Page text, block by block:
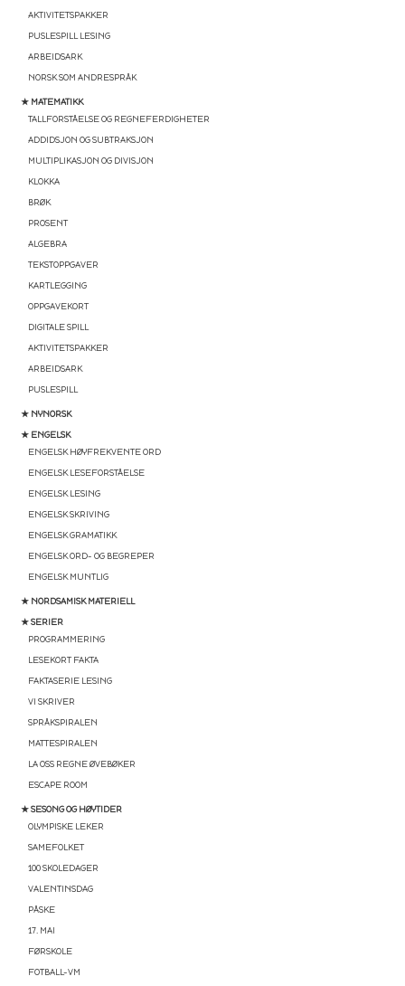
AKTIVITETSPAKKER
PUSLESPILL LESING
ARBEIDSARK
NORSK SOM ANDRESPRÅK
★ MATEMATIKK
TALLFORSTÅELSE OG REGNEFERDIGHETER
ADDIDSJON OG SUBTRAKSJON
MULTIPLIKASJON OG DIVISJON
KLOKKA
BRØK
PROSENT
ALGEBRA
TEKSTOPPGAVER
KARTLEGGING
OPPGAVEKORT
DIGITALE SPILL
AKTIVITETSPAKKER
ARBEIDSARK
PUSLESPILL
★ NYNORSK
★ ENGELSK
ENGELSK HØYFREKVENTE ORD
ENGELSK LESEFORSTÅELSE
ENGELSK LESING
ENGELSK SKRIVING
ENGELSK GRAMATIKK
ENGELSK ORD- OG BEGREPER
ENGELSK MUNTLIG
★ NORDSAMISK MATERIELL
★ SERIER
PROGRAMMERING
LESEKORT FAKTA
FAKTASERIE LESING
VI SKRIVER
SPRÅKSPIRALEN
MATTESPIRALEN
LA OSS REGNE ØVEBØKER
ESCAPE ROOM
★ SESONG OG HØYTIDER
OLYMPISKE LEKER
SAMEFOLKET
100 SKOLEDAGER
VALENTINSDAG
PÅSKE
17. MAI
FØRSKOLE
FOTBALL-VM